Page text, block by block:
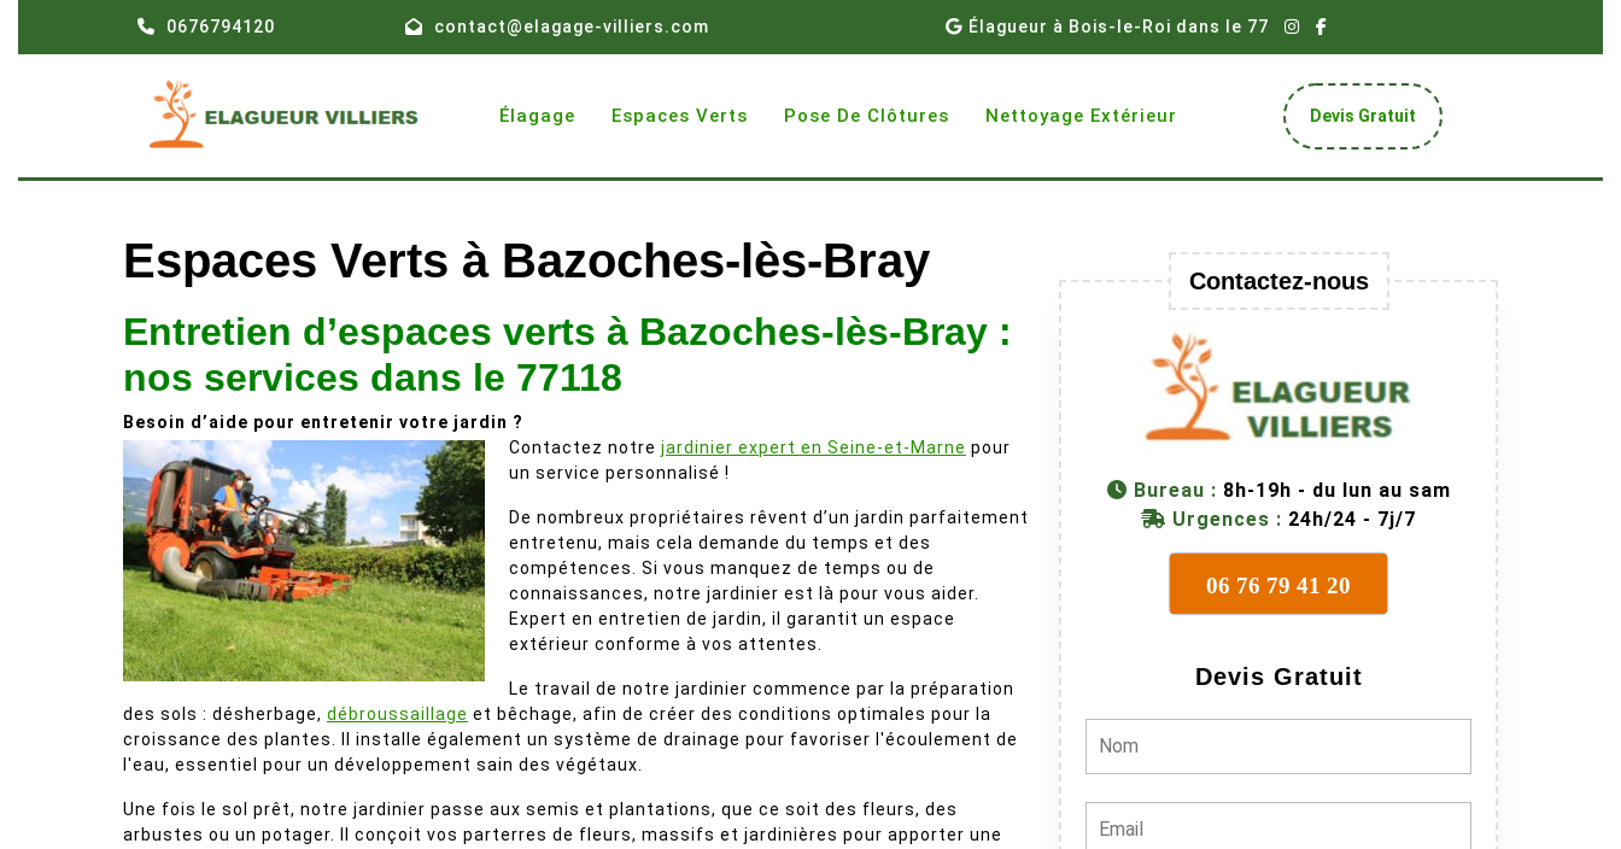
0676794120 contact@elagage-villiers.com Élagueur à Bois-le-Roi dans le 77
Élagage Espaces Verts Pose De Clôtures Nettoyage Extérieur Devis Gratuit Get
A
Espaces Verts à Bazoches-lès-Bray
Entretien d’espaces verts à Bazoches-lès-Bray :
nos services dans le 77118
Besoin d’aide pour entretenir votre jardin ?
Contactez notre jardinier expert en Seine-et-Marne pour
un service personnalisé !
De nombreux propriétaires rêvent d’un jardin parfaitement
entretenu, mais cela demande du temps et des
compétences. Si vous manquez de temps ou de
connaissances, notre jardinier est là pour vous aider.
Expert en entretien de jardin, il garantit un espace
extérieur conforme à vos attentes.
Le travail de notre jardinier commence par la préparation
des sols : désherbage, débroussaillage et bêchage, afin de créer des conditions optimales pour la
croissance des plantes. Il installe également un système de drainage pour favoriser l'écoulement de
l'eau, essentiel pour un développement sain des végétaux.
Une fois le sol prêt, notre jardinier passe aux semis et plantations, que ce soit des fleurs, des
arbustes ou un potager. Il conçoit vos parterres de fleurs, massifs et jardinières pour apporter une
Contactez-nous
Bureau : 8h-19h - du lun au sam
Urgences : 24h/24 - 7j/7
06 76 79 41 20
Devis Gratuit